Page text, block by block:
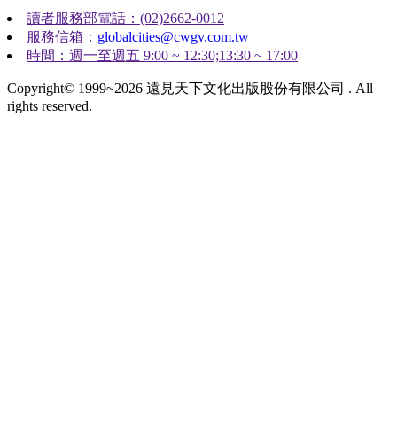
讀者服務部電話：(02)2662-0012
服務信箱： globalcities@cwgv.com.tw
時間：週一至週五 9:00 ~ 12:30;13:30 ~ 17:00
Copyright© 1999~2026 遠見天下文化出版股份有限公司 . All
rights reserved.